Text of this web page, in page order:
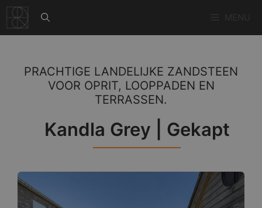
naar
de
PRACHTIGE LANDELIJKE ZANDSTEEN
VOOR OPRIT, LOOPPADEN EN
TERRASSEN.
Kandla Grey | Gekapt